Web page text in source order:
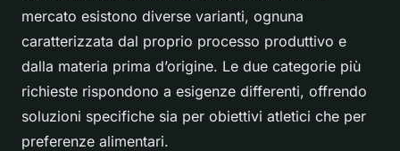
mercato esistono diverse varianti, ognuna
caratterizzata dal proprio processo produttivo e
dalla materia prima d’origine. Le due categorie più
richieste rispondono a esigenze differenti, offrendo
soluzioni specifiche sia per obiettivi atletici che per
preferenze alimentari.